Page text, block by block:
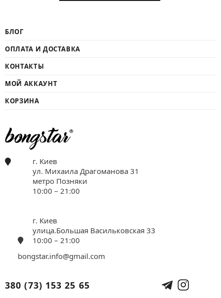
БЛОГ
ОПЛАТА И ДОСТАВКА
КОНТАКТЫ
МОЙ АККАУНТ
КОРЗИНА
г. Киев
ул. Михаила Драгоманова 31
метро Позняки
10:00 – 21:00
г. Киев
улица.Большая Васильковская 33
10:00 – 21:00
bongstar.info@gmail.com
380 (73) 153 25 65